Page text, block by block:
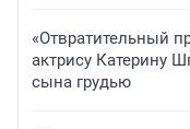
«Отвратительный
актрису Катерину
сына грудью